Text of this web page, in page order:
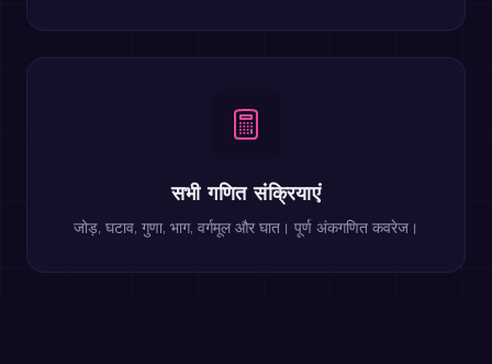
सभी गणित संक्रियाएं
जोड़, घटाव, गुणा, भाग, वर्गमूल और घात। पूर्ण अंकगणित कवरेज।